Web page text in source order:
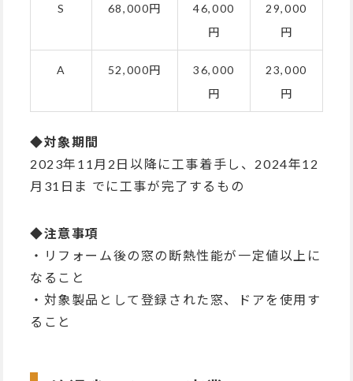
S 68,000円
46,000
円
29,000
円
A 52,000円
36,000
円
23,000
円
◆対象期間
2023年11月2日以降に工事着手し、2024年12
月31日ま でに工事が完了するもの
◆注意事項
・リフォーム後の窓の断熱性能が一定値以上に
なること
・対象製品として登録された窓、ドアを使用す
ること